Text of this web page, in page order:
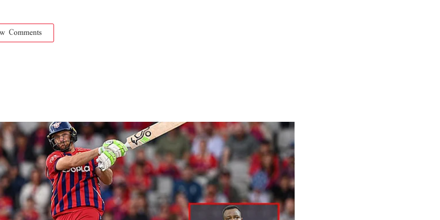
Comments